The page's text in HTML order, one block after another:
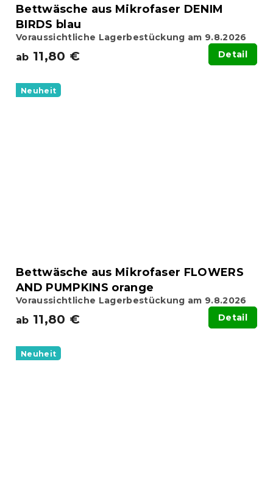
Bettwäsche aus Mikrofaser DENIM
BIRDS blau
Voraussichtliche Lagerbestückung am 9.8.2026
ab 11,80 € Detail
Neuheit
Bettwäsche aus Mikrofaser FLOWERS
AND PUMPKINS orange
Voraussichtliche Lagerbestückung am 9.8.2026
ab 11,80 € Detail
Neuheit